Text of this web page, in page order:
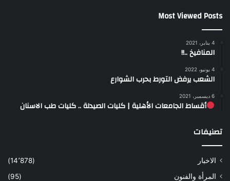
Most Viewed Posts
4 يناير، 2021
المنافيخ ..!!
4 يونيو، 2022
الشعب يرفض التورط بحرب الشوارع
6 ديسمبر، 2021
أقساط الجامعات الأهلية | كليات الصيدلة .. كليات طب الاسنان
تصنيفات
الاخبار
(14٬878)
المرأة والفنون
(95)